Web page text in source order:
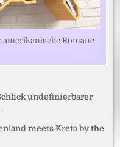
amerikanische Romane
undefinierbarer
meets Kreta by the